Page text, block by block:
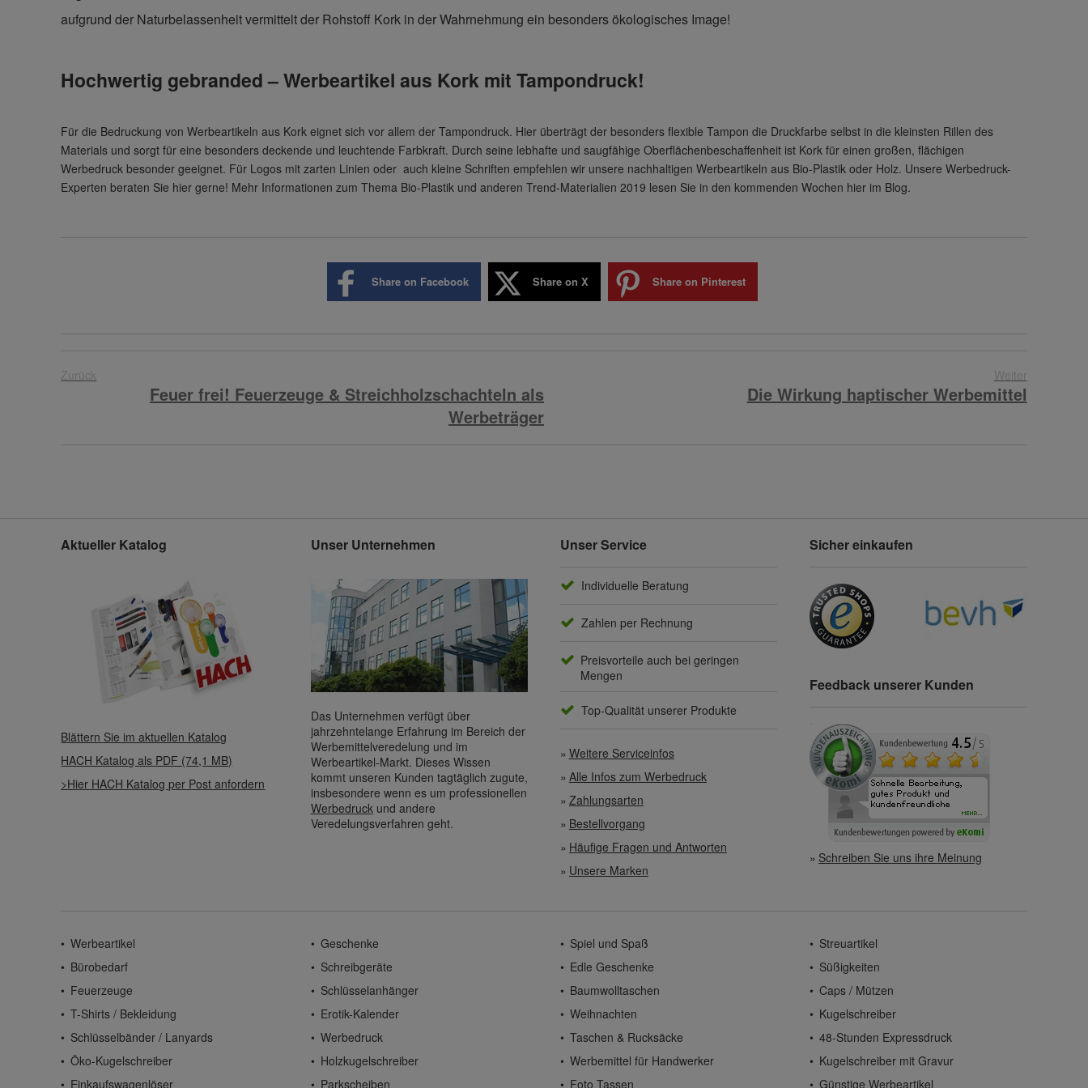
aufgrund der Naturbelassenheit vermittelt der Rohstoff Kork in der Wahrnehmung ein besonders ökologisches Image!
Hochwertig gebranded – Werbeartikel aus Kork mit Tampondruck!
Für die Bedruckung von Werbeartikeln aus Kork eignet sich vor allem der Tampondruck. Hier überträgt der besonders flexible Tampon die Druckfarbe selbst in die kleinsten Rillen des
Materials und sorgt für eine besonders deckende und leuchtende Farbkraft. Durch seine lebhafte und saugfähige Oberflächenbeschaffenheit ist Kork für einen großen, flächigen
Werbedruck besonder geeignet. Für Logos mit zarten Linien oder auch kleine Schriften empfehlen wir unsere nachhaltigen Werbeartikeln aus Bio-Plastik oder Holz. Unsere Werbedruck-
Experten beraten Sie hier gerne! Mehr Informationen zum Thema Bio-Plastik und anderen Trend-Materialien 2019 lesen Sie in den kommenden Wochen hier im Blog.
Share on Facebook Share on X Share on Pinterest
Zurück
Feuer frei! Feuerzeuge & Streichholzschachteln als
Werbeträger
Weiter
Die Wirkung haptischer Werbemittel
Aktueller Katalog
Blättern Sie im aktuellen Katalog
HACH Katalog als PDF (74,1 MB)
>Hier HACH Katalog per Post anfordern
Unser Unternehmen
Das Unternehmen verfügt über
jahrzehntelange Erfahrung im Bereich der
Werbemittelveredelung und im
Werbeartikel-Markt. Dieses Wissen
kommt unseren Kunden tagtäglich zugute,
insbesondere wenn es um professionellen
Werbedruck und andere
Veredelungsverfahren geht.
Unser Service
Individuelle Beratung
Zahlen per Rechnung
Preisvorteile auch bei geringen
Mengen
Top-Qualität unserer Produkte
Weitere Serviceinfos
Alle Infos zum Werbedruck
Zahlungsarten
Bestellvorgang
Häufige Fragen und Antworten
Unsere Marken
Sicher einkaufen
Feedback unserer Kunden
Schreiben Sie uns ihre Meinung
Werbeartikel Geschenke Spiel und Spaß
Streuartikel
Bürobedarf
Schreibgeräte Edle Geschenke
Süßigkeiten
Feuerzeuge
Schlüsselanhänger Baumwolltaschen
Caps / Mützen
T-Shirts / Bekleidung
Erotik-Kalender Weihnachten
Kugelschreiber
Schlüsselbänder / Lanyards
Werbedruck Taschen & Rucksäcke
48-Stunden Expressdruck
Öko-Kugelschreiber
Holzkugelschreiber Werbemittel für Handwerker
Kugelschreiber mit Gravur
Einkaufswagenlöser
Parkscheiben Foto Tassen Günstige Werbeartikel